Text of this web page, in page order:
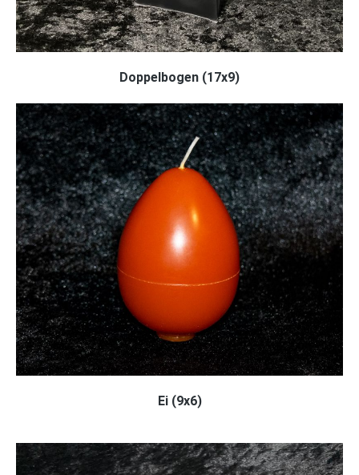
Doppelbogen (17x9)
Ei (9x6)